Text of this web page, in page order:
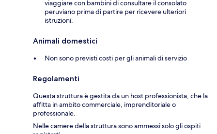
viaggiare con bambini di consultare il consolato
peruviano prima di partire per ricevere ulteriori
istruzioni.
Animali domestici
Non sono previsti costi per gli animali di servizio
Regolamenti
Questa struttura è gestita da un host professionista, che la
affitta in ambito commerciale, imprenditoriale o
professionale.
Nelle camere della struttura sono ammessi solo gli ospiti